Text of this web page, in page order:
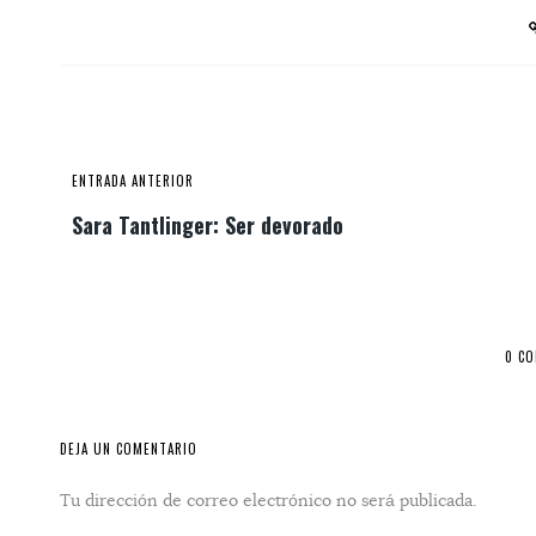
ENTRADA ANTERIOR
Sara Tantlinger: Ser devorado
0
DEJA UN COMENTARIO
Tu dirección de correo electrónico no será publicada.